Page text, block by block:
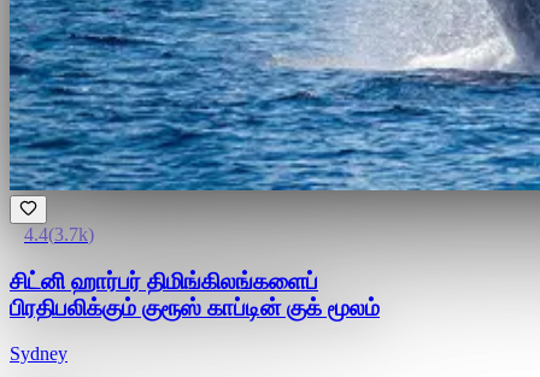
4.4(3.7k)
சிட்னி ஹார்பர் திமிங்கிலங்களைப்
பிரதிபலிக்கும் குரூஸ் காப்டின் குக் மூலம்
Sydney